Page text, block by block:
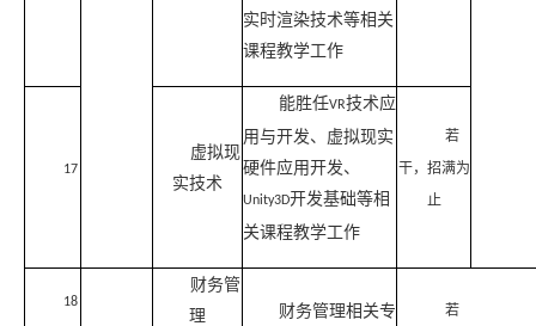
实时渲染技术等相关
课程教学工作
17
虚拟现
实技术
能胜任VR技术应
用与开发、虚拟现实
硬件应用开发、
Unity3D开发基础等相
关课程教学工作
若
干，招满为
止
18
财务管
理
财务管理相关专
若